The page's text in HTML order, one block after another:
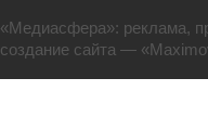
«Медиасфера»: реклама,
создание сайта —